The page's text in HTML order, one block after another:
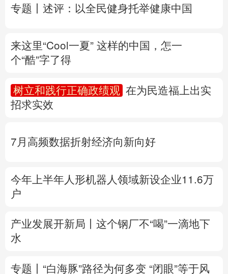
多语种频道
English Español Français عربى
Deutsch Português
专题丨 述评：以全民健身托举健康中国
来这里“Cool一夏” 这样的中国，怎一
个“酷”字了得
树立和践行正确政绩观
在为民造福上出实
招求实效
7月高频数据折射经济向新向好
今年上半年人形机器人领域新设企业11.6万
户
产业发展开新局丨 这个钢厂不“喝”一滴地下
水
专题丨 “白海豚”路径为何多变 “闭眼”等于风